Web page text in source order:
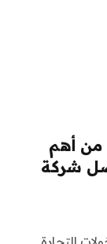
من أهم
شركة